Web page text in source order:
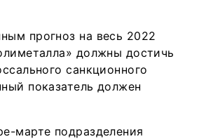
Каталог компаний
прогноз на весь 2022
должны достичь
санкционного
показатель должен
марте подразделения